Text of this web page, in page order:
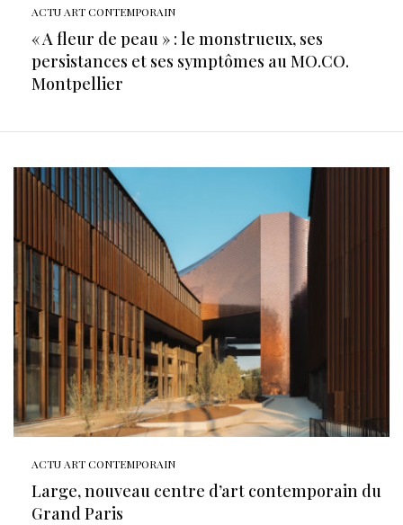
ACTU ART CONTEMPORAIN
« A fleur de peau » : le monstrueux, ses
persistances et ses symptômes au MO.CO.
Montpellier
ACTU ART CONTEMPORAIN
Large, nouveau centre d’art contemporain du
Grand Paris